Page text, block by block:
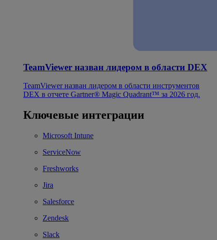
TeamViewer назван лидером в области DEX
TeamViewer назван лидером в области инструментов
DEX в отчете Gartner® Magic Quadrant™ за 2026 год.
Ключевые интеграции
Microsoft Intune
ServiceNow
Freshworks
Jira
Salesforce
Zendesk
Slack